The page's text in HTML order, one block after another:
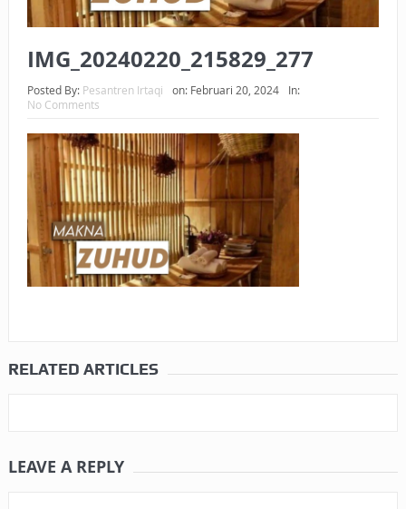
KEPEMILIKANNYA BERUBAH
HUKUM MEMBAYAR ZAKAT DENGAN CARA MENGANGSUR
HUKUM MEMBAYAR ZAKAT KEPADA KERABAT SENDIRI
IMG_20240220_215829_277
Posted By: Pesantren Irtaqi on: Februari 20, 2024
In:
No Comments
RELATED ARTICLES
LEAVE A REPLY